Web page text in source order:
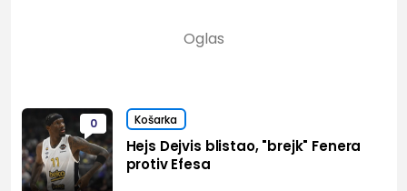
0 Košarka
Hejs Dejvis blistao, "brejk" Fenera
protiv Efesa